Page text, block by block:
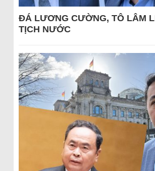
ĐÁ LƯƠNG CƯỜNG, TÔ LÂM
TỊCH NƯỚC